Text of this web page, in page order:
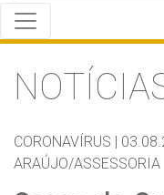
CORONAVÍRUS |
ARAÚJO/ASSESSORIA